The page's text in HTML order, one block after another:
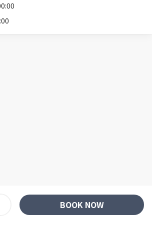
BOOK NOW